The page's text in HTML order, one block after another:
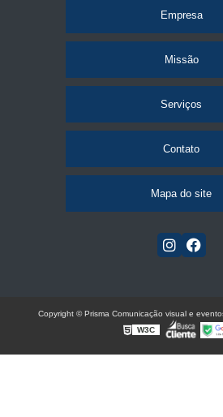
Empresa
Missão
Serviços
Contato
Mapa do site
Copyright © Prisma Comunicação visual e
W3C